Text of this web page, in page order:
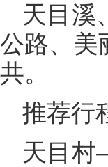
天目溪
公路、美
共。
推荐行
天目